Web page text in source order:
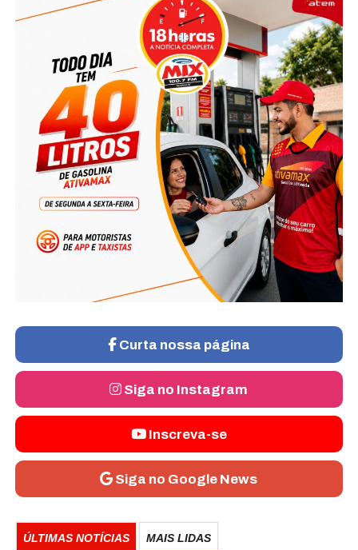
Curta nossa página
Siga no Instagram
Inscreva-se
Siga no Google News
ÚLTIMAS NOTÍCIAS MAIS LIDAS